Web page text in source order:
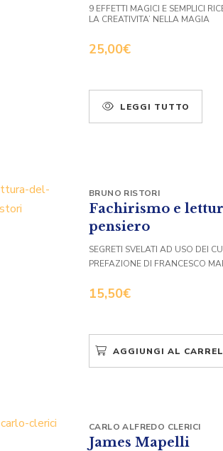
25,00€
9 EFFETTI MAGICI E SEMPLICI
LA CREATIVITA’ NELLA MAGIA
LEGGI TUTTO
Fachirismo e
pensiero
15,50€
BRUNO RISTORI
SEGRETI SVELATI AD USO DEI
PREFAZIONE DI FRANCESCO
AGGIUNGI AL
James Mapelli
CARLO ALFREDO CLERICI